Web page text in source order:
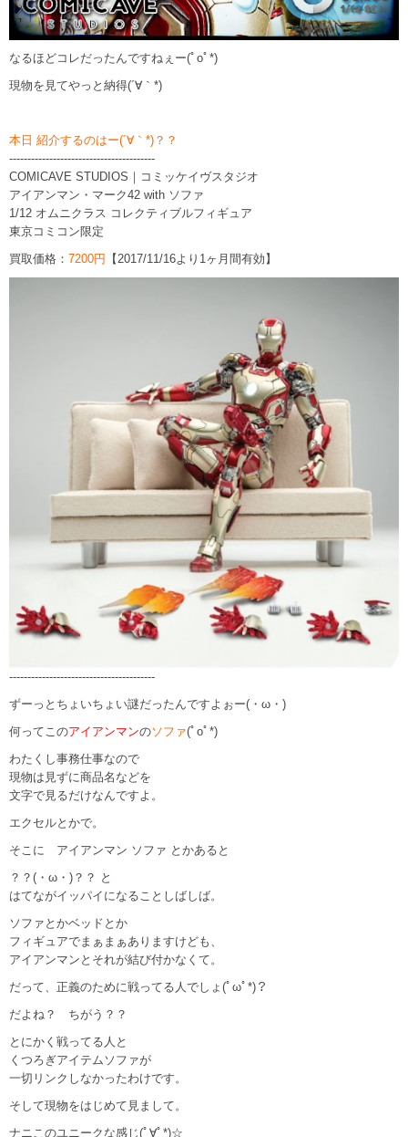
なるほどコレだったんですねぇー(ﾟoﾟ*)
現物を見てやっと納得(´∀｀*)
本日 紹介するのはー(´∀｀*)？？
----------------------------------------
COMICAVE STUDIOS｜コミッケイヴスタジオ
アイアンマン・マーク42 with ソファ
1/12 オムニクラス コレクティブルフィギュア
東京コミコン限定
買取価格： 7200円 【2017/11/16より1ヶ月間有効】
----------------------------------------
ずーっとちょいちょい謎だったんですよぉー(・ω・)
何ってこのアイアンマンのソファ(ﾟoﾟ*)
わたくし事務仕事なので
現物は見ずに商品名などを
文字で見るだけなんですよ。
エクセルとかで。
そこに アイアンマン ソファ とかあると
？？(・ω・)？？ と
はてながイッパイになることしばしば。
ソファとかベッドとか
フィギュアでまぁまぁありますけども、
アイアンマンとそれが結び付かなくて。
だって、正義のために戦ってる人でしょ(ﾟωﾟ*)？
だよね？ ちがう？？
とにかく戦ってる人と
くつろぎアイテムソファが
一切リンクしなかったわけです。
そして現物をはじめて見まして。
ナニこのユニークな感じ(ﾟ∀ﾟ*)☆